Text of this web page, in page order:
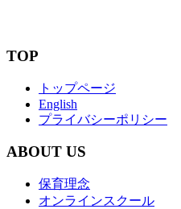
TOP
トップページ
English
プライバシーポリシー
ABOUT US
保育理念
オンラインスクール